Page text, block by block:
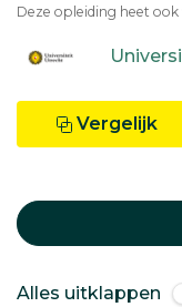
Deze opleiding heet ook
Vergelijk
Alles uitklappen